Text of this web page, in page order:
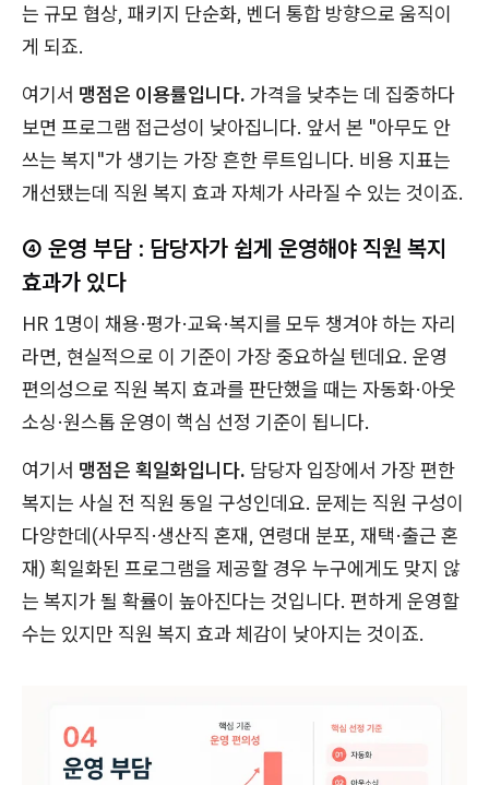
는 규모 협상, 패키지 단순화, 벤더 통합 방향으로 움직이
게 되죠.
여기서 맹점은 이용률입니다. 가격을 낮추는 데 집중하다
보면 프로그램 접근성이 낮아집니다. 앞서 본 "아무도 안
쓰는 복지"가 생기는 가장 흔한 루트입니다. 비용 지표는
개선됐는데 직원 복지 효과 자체가 사라질 수 있는 것이죠.
④ 운영 부담 : 담당자가 쉽게 운영해야 직원 복지
효과가 있다
HR 1명이 채용·평가·교육·복지를 모두 챙겨야 하는 자리
라면, 현실적으로 이 기준이 가장 중요하실 텐데요. 운영
편의성으로 직원 복지 효과를 판단했을 때는 자동화·아웃
소싱·원스톱 운영이 핵심 선정 기준이 됩니다.
여기서 맹점은 획일화입니다. 담당자 입장에서 가장 편한
복지는 사실 전 직원 동일 구성인데요. 문제는 직원 구성이
다양한데(사무직·생산직 혼재, 연령대 분포, 재택·출근 혼
재) 획일화된 프로그램을 제공할 경우 누구에게도 맞지 않
는 복지가 될 확률이 높아진다는 것입니다. 편하게 운영할
수는 있지만 직원 복지 효과 체감이 낮아지는 것이죠.